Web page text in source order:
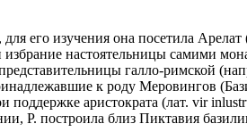
его изучения она посетила
настоятельницы самими
галло-римской
к роду Меровингов
аристократа (лат. vir
Р. построила близ Пиктавия